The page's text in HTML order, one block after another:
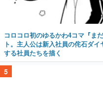
コロコロ初のゆるかわ4コマ『ま
ト。主人公は新入社員の侘石ダ
する社員たちを描く
5